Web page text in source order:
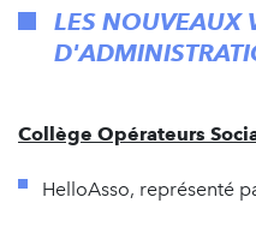
LES NOUVEAUX
Collège Opérateurs
HelloAsso, représenté